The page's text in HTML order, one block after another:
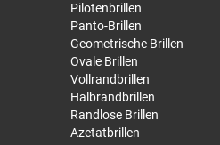
Pilotenbrillen
Panto-Brillen
Geometrische Brillen
Ovale Brillen
Vollrandbrillen
Halbrandbrillen
Randlose Brillen
Azetatbrillen